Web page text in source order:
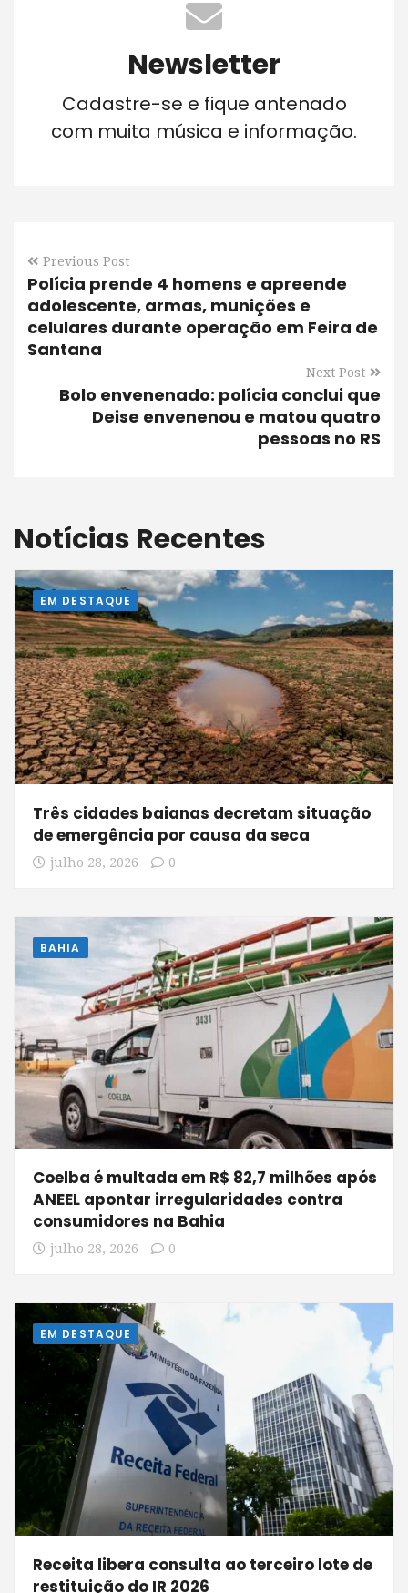
Newsletter
Cadastre-se e fique antenado
com muita música e informação.
Previous Post
Polícia prende 4 homens e apreende
adolescente, armas, munições e
celulares durante operação em Feira de
Santana
Next Post
Bolo envenenado: polícia conclui que
Deise envenenou e matou quatro
pessoas no RS
Notícias Recentes
EM DESTAQUE
Três cidades baianas decretam situação
de emergência por causa da seca
julho 28, 2026 0
BAHIA
Coelba é multada em R$ 82,7 milhões após
ANEEL apontar irregularidades contra
consumidores na Bahia
julho 28, 2026 0
EM DESTAQUE
Receita libera consulta ao terceiro lote de
restituição do IR 2026